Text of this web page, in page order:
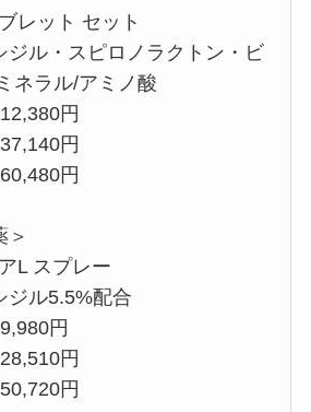
レット セット
ジル・スピロノラクトン・ビ
ネラル/アミノ酸
円
円
円
＞
L スプレー
ジル5.5%配合
円
円
円